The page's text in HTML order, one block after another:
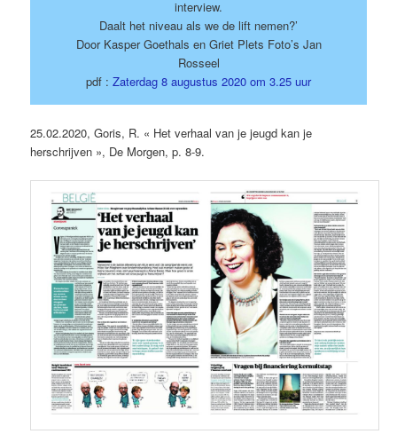
interview.
Daalt het niveau als we de lift nemen?’
Door Kasper Goethals en Griet Plets Foto’s Jan
Rosseel
pdf : Zaterdag 8 augustus 2020 om 3.25 uur
25.02.2020, Goris, R. « Het verhaal van je jeugd kan je
herschrijven », De Morgen, p. 8-9.